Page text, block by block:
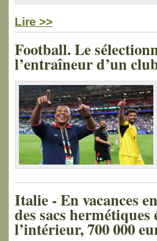
Lire >>
Football. Le
l’entraîneur d’un
Italie - En vacances
des sacs
l’intérieur, 700 000